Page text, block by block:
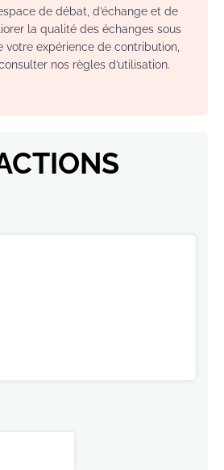
de débat, d’échange et de
la qualité des échanges sous
votre expérience de contribution,
nos règles d’utilisation.